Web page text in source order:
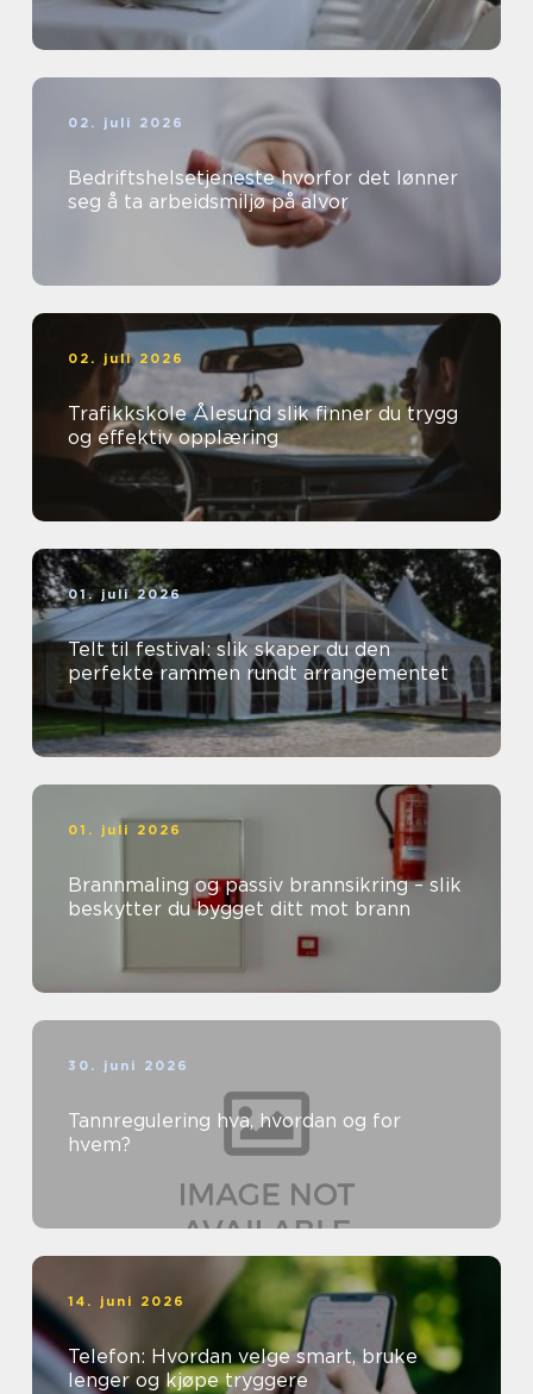
02. juli 2026
Bedriftshelsetjeneste hvorfor det lønner
seg å ta arbeidsmiljø på alvor
02. juli 2026
Trafikkskole Ålesund slik finner du trygg
og effektiv opplæring
01. juli 2026
Telt til festival: slik skaper du den
perfekte rammen rundt arrangementet
01. juli 2026
Brannmaling og passiv brannsikring – slik
beskytter du bygget ditt mot brann
30. juni 2026
Tannregulering hva, hvordan og for
hvem?
14. juni 2026
Telefon: Hvordan velge smart, bruke
lenger og kjøpe tryggere